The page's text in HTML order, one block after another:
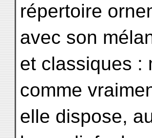
répertoire
avec son
et classiques :
comme
elle dispose,